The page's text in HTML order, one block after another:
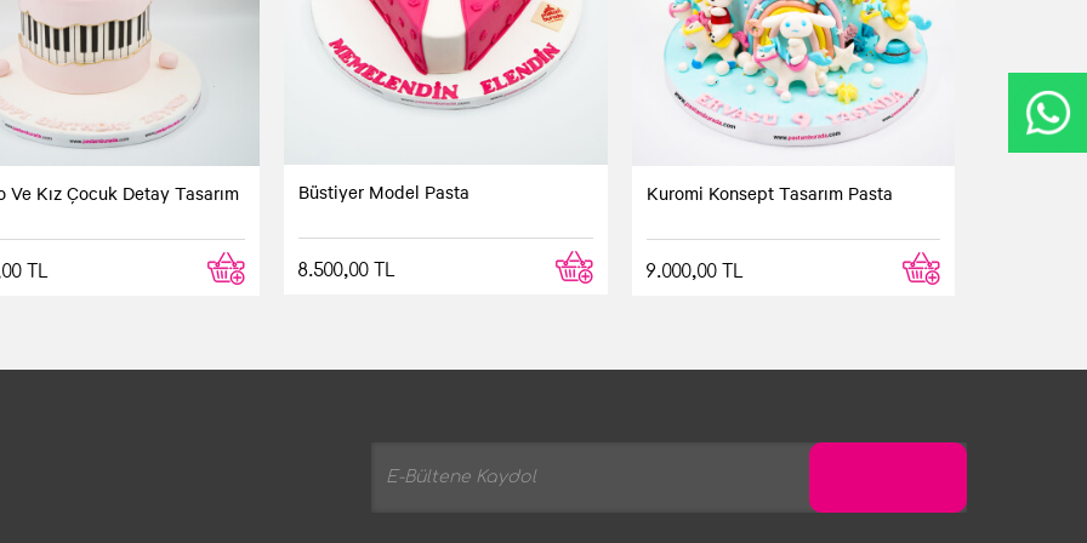
Ve Kız Çocuk Detay Tasarım
TL
Büstiyer Model Pasta
8.500,00 TL
Kuromi Konsept Tasarım Pasta
9.000,00 TL